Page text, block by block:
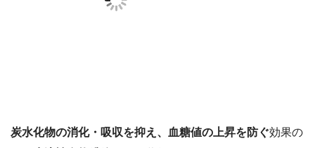
炭水化物の消化・吸収を抑え、血糖値の上昇を防ぐ効果の